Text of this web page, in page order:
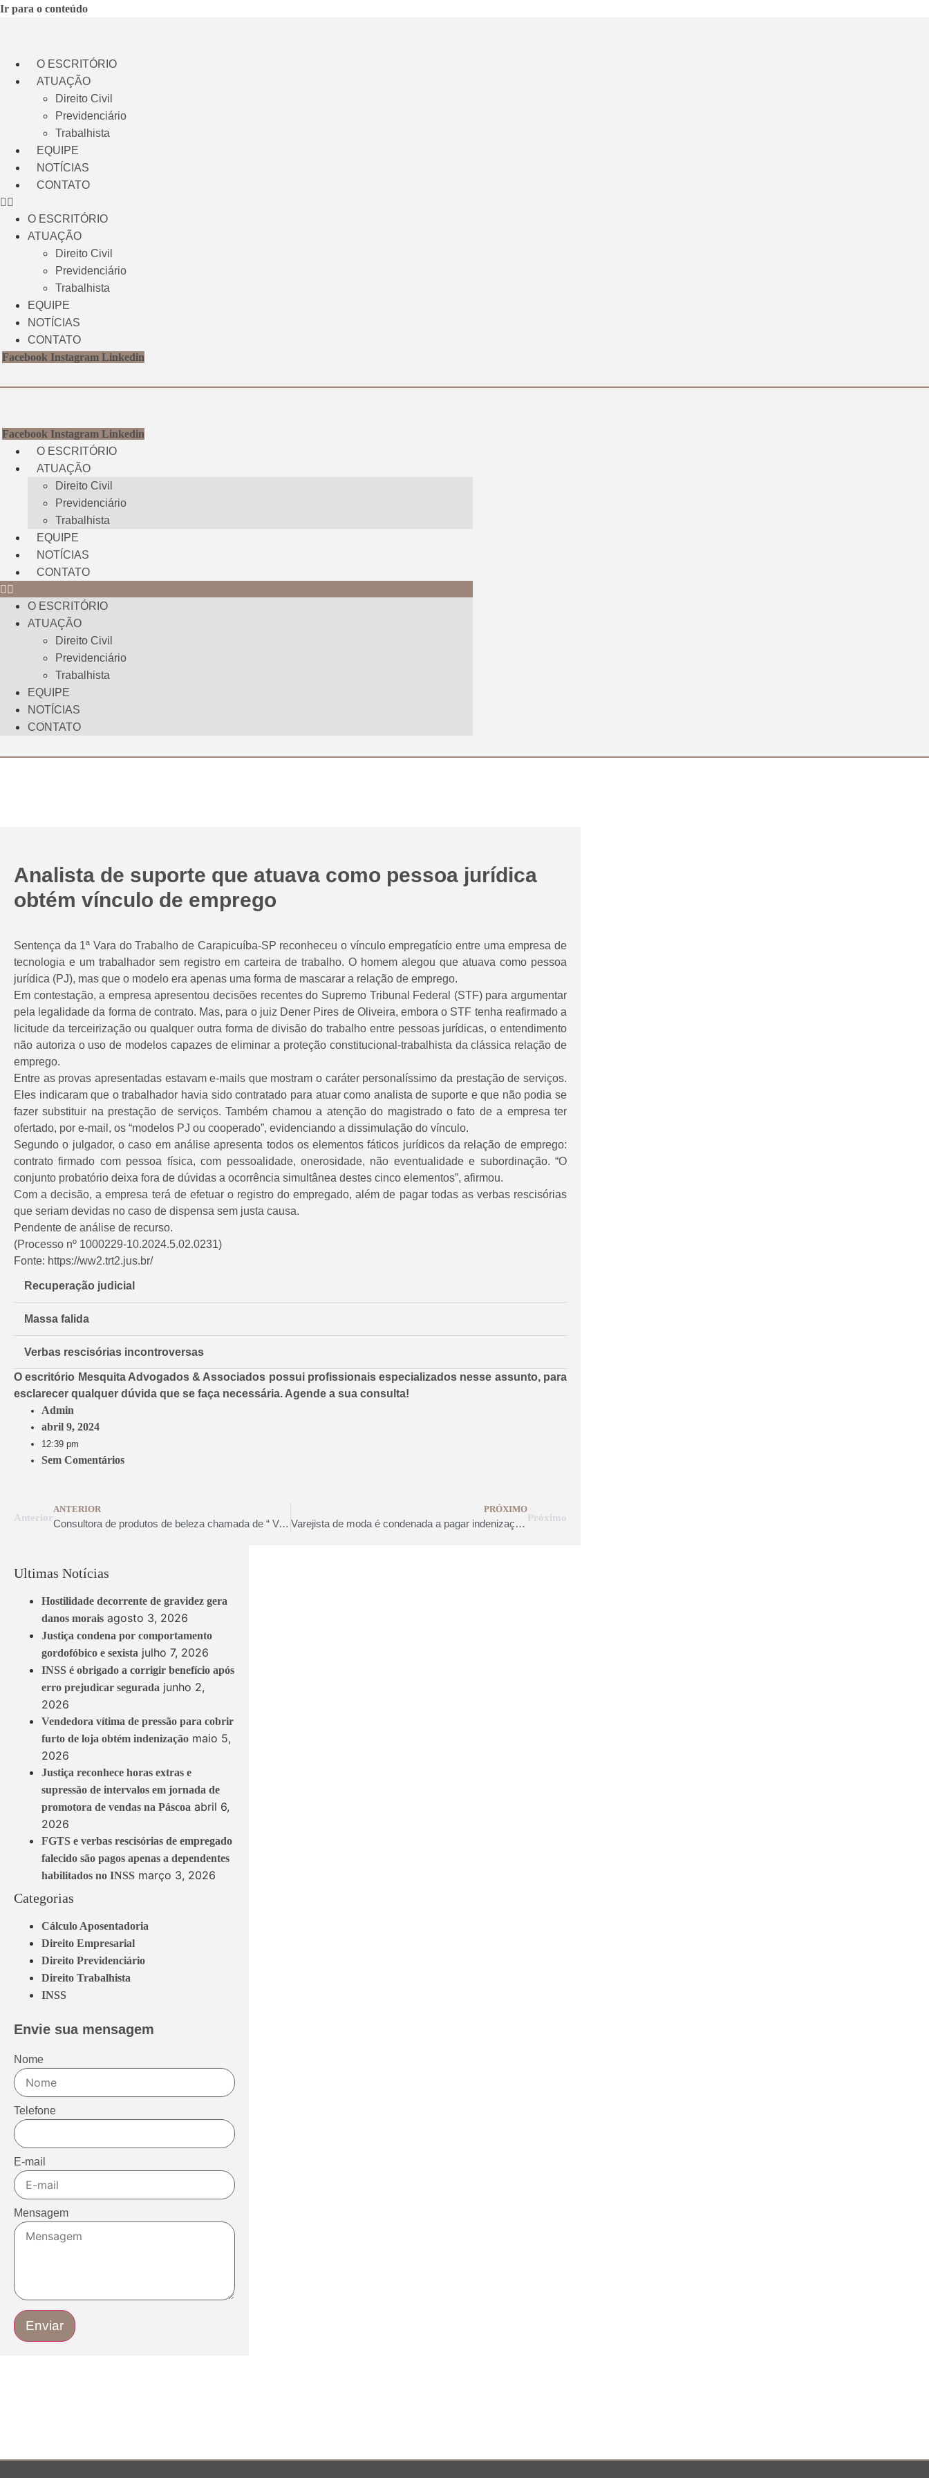
Ir para o conteúdo
O ESCRITÓRIO
ATUAÇÃO
Direito Civil
Previdenciário
Trabalhista
EQUIPE
NOTÍCIAS
CONTATO
O ESCRITÓRIO
ATUAÇÃO
Direito Civil
Previdenciário
Trabalhista
EQUIPE
NOTÍCIAS
CONTATO
Facebook Instagram Linkedin
Facebook Instagram Linkedin
O ESCRITÓRIO
ATUAÇÃO
Direito Civil
Previdenciário
Trabalhista
EQUIPE
NOTÍCIAS
CONTATO
O ESCRITÓRIO
ATUAÇÃO
Direito Civil
Previdenciário
Trabalhista
EQUIPE
NOTÍCIAS
CONTATO
Analista de suporte que atuava como pessoa jurídica
obtém vínculo de emprego
Sentença da 1ª Vara do Trabalho de Carapicuíba-SP reconheceu o vínculo empregatício entre uma empresa de
tecnologia e um trabalhador sem registro em carteira de trabalho. O homem alegou que atuava como pessoa
jurídica (PJ), mas que o modelo era apenas uma forma de mascarar a relação de emprego.
Em contestação, a empresa apresentou decisões recentes do Supremo Tribunal Federal (STF) para argumentar
pela legalidade da forma de contrato. Mas, para o juiz Dener Pires de Oliveira, embora o STF tenha reafirmado a
licitude da terceirização ou qualquer outra forma de divisão do trabalho entre pessoas jurídicas, o entendimento
não autoriza o uso de modelos capazes de eliminar a proteção constitucional-trabalhista da clássica relação de
emprego.
Entre as provas apresentadas estavam e-mails que mostram o caráter personalíssimo da prestação de serviços.
Eles indicaram que o trabalhador havia sido contratado para atuar como analista de suporte e que não podia se
fazer substituir na prestação de serviços. Também chamou a atenção do magistrado o fato de a empresa ter
ofertado, por e-mail, os “modelos PJ ou cooperado”, evidenciando a dissimulação do vínculo.
Segundo o julgador, o caso em análise apresenta todos os elementos fáticos jurídicos da relação de emprego:
contrato firmado com pessoa física, com pessoalidade, onerosidade, não eventualidade e subordinação. “O
conjunto probatório deixa fora de dúvidas a ocorrência simultânea destes cinco elementos”, afirmou.
Com a decisão, a empresa terá de efetuar o registro do empregado, além de pagar todas as verbas rescisórias
que seriam devidas no caso de dispensa sem justa causa.
Pendente de análise de recurso.
(Processo nº 1000229-10.2024.5.02.0231)
Fonte: https://ww2.trt2.jus.br/
Recuperação judicial
Massa falida
Verbas rescisórias incontroversas
O escritório Mesquita Advogados & Associados possui profissionais especializados nesse assunto, para
esclarecer qualquer dúvida que se faça necessária. Agende a sua consulta!
Admin
abril 9, 2024
12:39 pm
Sem Comentários
Anterior
ANTERIOR
Consultora de produtos de beleza chamada de “ Velha, gorda e feia” deve ser indenizada
PRÓXIMO
Varejista de moda é condenada a pagar indenização por homofobia
Próximo
Ultimas Notícias
Hostilidade decorrente de gravidez gera
danos morais agosto 3, 2026
Justiça condena por comportamento
gordofóbico e sexista julho 7, 2026
INSS é obrigado a corrigir benefício após
erro prejudicar segurada junho 2,
2026
Vendedora vítima de pressão para cobrir
furto de loja obtém indenização maio 5,
2026
Justiça reconhece horas extras e
supressão de intervalos em jornada de
promotora de vendas na Páscoa abril 6,
2026
FGTS e verbas rescisórias de empregado
falecido são pagos apenas a dependentes
habilitados no INSS março 3, 2026
Categorias
Cálculo Aposentadoria
Direito Empresarial
Direito Previdenciário
Direito Trabalhista
INSS
Envie sua mensagem
Nome
Telefone
E-mail
Mensagem
Enviar